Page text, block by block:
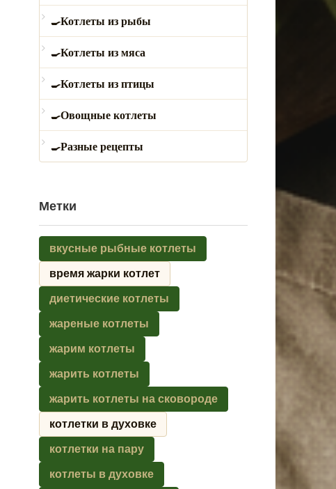
Котлеты из рыбы
Котлеты из мяса
Котлеты из птицы
Овощные котлеты
Разные рецепты
Метки
вкусные рыбные котлеты
время жарки котлет
диетические котлеты
жареные котлеты
жарим котлеты
жарить котлеты
жарить котлеты на сковороде
котлетки в духовке
котлетки на пару
котлеты в духовке